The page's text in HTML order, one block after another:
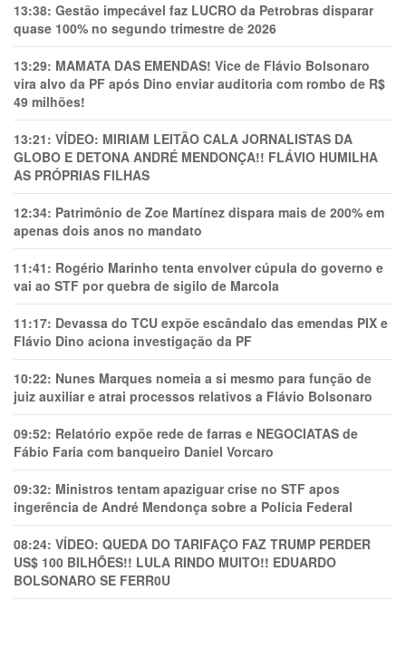
13:38: Gestão impecável faz LUCRO da Petrobras disparar
quase 100% no segundo trimestre de 2026
13:29: MAMATA DAS EMENDAS! Vice de Flávio Bolsonaro
vira alvo da PF após Dino enviar auditoria com rombo de R$
49 milhões!
13:21: VÍDEO: MIRIAM LEITÃO CALA JORNALISTAS DA
GLOBO E DETONA ANDRÉ MENDONÇA!! FLÁVIO HUMILHA
AS PRÓPRIAS FILHAS
12:34: Patrimônio de Zoe Martínez dispara mais de 200% em
apenas dois anos no mandato
11:41: Rogério Marinho tenta envolver cúpula do governo e
vai ao STF por quebra de sigilo de Marcola
11:17: Devassa do TCU expõe escândalo das emendas PIX e
Flávio Dino aciona investigação da PF
10:22: Nunes Marques nomeia a si mesmo para função de
juiz auxiliar e atrai processos relativos a Flávio Bolsonaro
09:52: Relatório expõe rede de farras e NEGOCIATAS de
Fábio Faria com banqueiro Daniel Vorcaro
09:32: Ministros tentam apaziguar crise no STF apos
ingerência de André Mendonça sobre a Polícia Federal
08:24: VÍDEO: QUEDA DO TARIFAÇO FAZ TRUMP PERDER
US$ 100 BILHÕES!! LULA RINDO MUITO!! EDUARDO
BOLSONARO SE FERR0U